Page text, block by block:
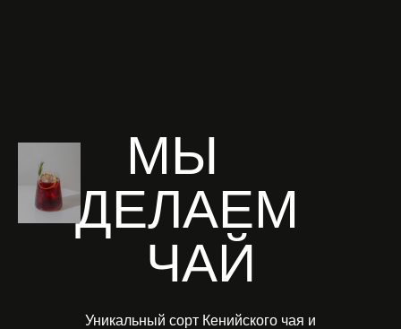
ЧАЙ
МЫ
ДЕЛАЕМ
Уникальный сорт Кенийского чая и